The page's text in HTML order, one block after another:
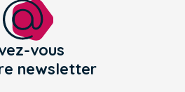
vous
newsletter